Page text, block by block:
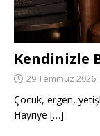
Kendinizle
29 Temmuz 2026
Çocuk, ergen,
Hayriye […]